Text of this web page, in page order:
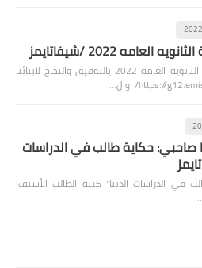
العامه 2022 /شيفاتايمز
ل معرفة نتيجة الثانويه العامه 2022 بالتوفيق والنجاح لابنائنا
صاحبي: حكاية طالب في الدراسات
في الدراسات الدنيا" كتبه الطالب الأسيف|